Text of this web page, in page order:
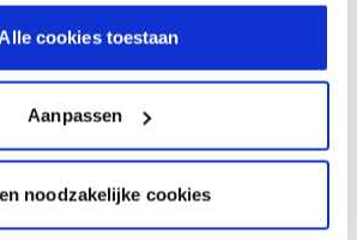
Alle cookies toestaan
Aanpassen
noodzakelijke cookies
houden van warmte, hete
Niet roken., In goed gesloten verpakking
handschoenen., In geval van
kooldioxide (CO2), schuim.,
afvoeren naar inzamelpunt voor
afval in overeenstemming met lokale,
en/of internationale regelgeving.